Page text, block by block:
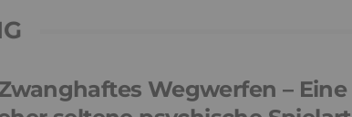
Wegwerfen – Eine